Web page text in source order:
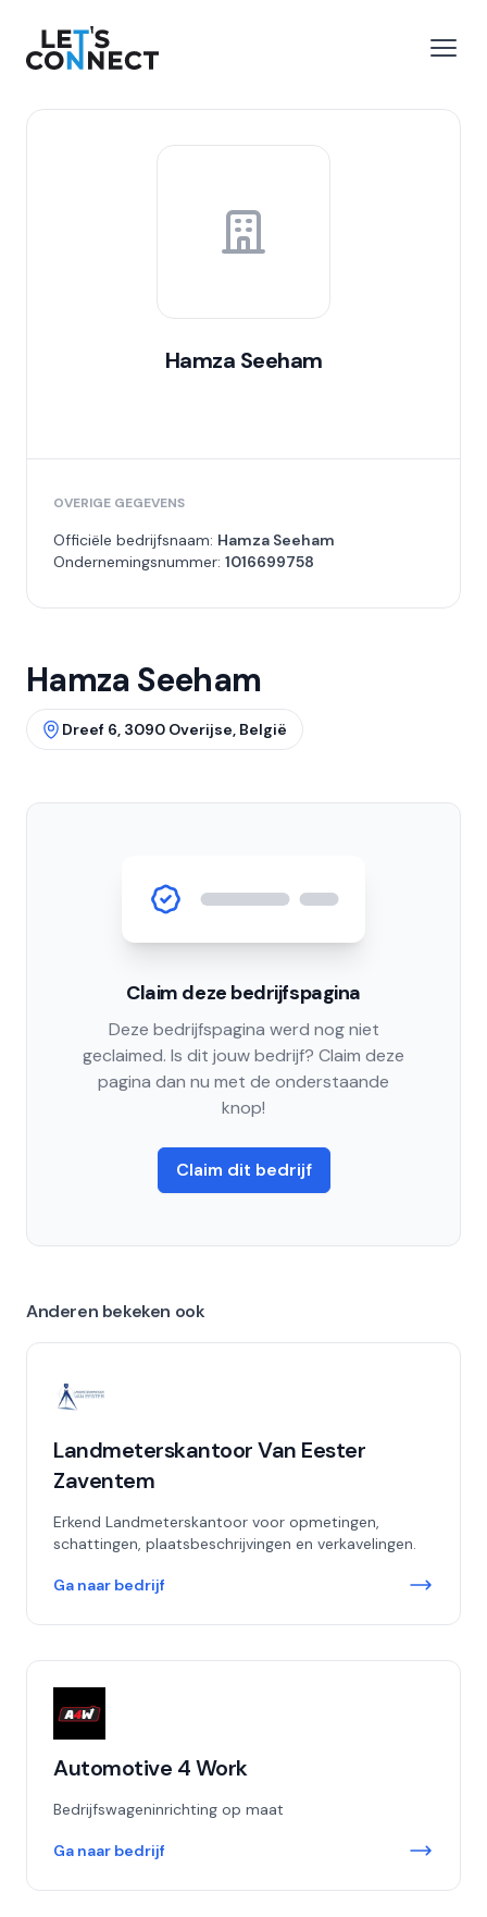
Let's Connect
Hamza Seeham
OVERIGE GEGEVENS
Officiële bedrijfsnaam: Hamza Seeham
Ondernemingsnummer: 1016699758
Hamza Seeham
Dreef 6, 3090 Overijse, België
Claim deze bedrijfspagina
Deze bedrijfspagina werd nog niet
geclaimed. Is dit jouw bedrijf? Claim deze
pagina dan nu met de onderstaande
knop!
Claim dit bedrijf
Anderen bekeken ook
Landmeterskantoor Van Eester
Zaventem
Erkend Landmeterskantoor voor opmetingen,
schattingen, plaatsbeschrijvingen en verkavelingen.
Ga naar bedrijf
Automotive 4 Work
Bedrijfswageninrichting op maat
Ga naar bedrijf